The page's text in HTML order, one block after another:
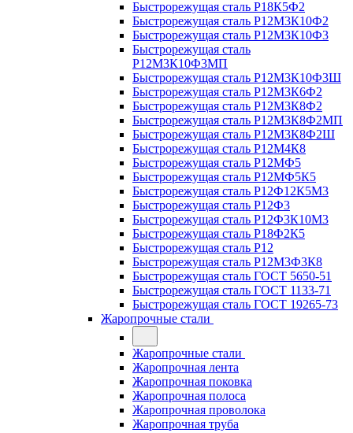
Быстрорежущая сталь Р18К5Ф2
Быстрорежущая сталь Р12М3К10Ф2
Быстрорежущая сталь Р12М3К10Ф3
Быстрорежущая сталь
Р12М3К10Ф3МП
Быстрорежущая сталь Р12М3К10Ф3Ш
Быстрорежущая сталь Р12М3К6Ф2
Быстрорежущая сталь Р12М3К8Ф2
Быстрорежущая сталь Р12М3К8Ф2МП
Быстрорежущая сталь Р12М3К8Ф2Ш
Быстрорежущая сталь Р12М4К8
Быстрорежущая сталь Р12МФ5
Быстрорежущая сталь Р12МФ5К5
Быстрорежущая сталь Р12Ф12К5М3
Быстрорежущая сталь Р12Ф3
Быстрорежущая сталь Р12Ф3К10М3
Быстрорежущая сталь Р18Ф2К5
Быстрорежущая сталь Р12
Быстрорежущая сталь Р12М3Ф3К8
Быстрорежущая сталь ГОСТ 5650-51
Быстрорежущая сталь ГОСТ 1133-71
Быстрорежущая сталь ГОСТ 19265-73
Жаропрочные стали
Жаропрочные стали
Жаропрочная лента
Жаропрочная поковка
Жаропрочная полоса
Жаропрочная проволока
Жаропрочная труба